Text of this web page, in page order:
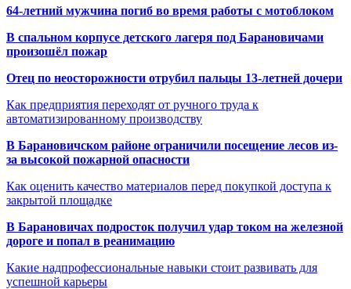
64-летний мужчина погиб во время работы с мотоблоком
В спальном корпусе детского лагеря под Барановичами
произошёл пожар
Отец по неосторожности отрубил пальцы 13-летней дочери
Как предприятия переходят от ручного труда к
автоматизированному производству
В Барановичском районе ограничили посещение лесов из-
за высокой пожарной опасности
Как оценить качество материалов перед покупкой доступа к
закрытой площадке
В Барановичах подросток получил удар током на железной
дороге и попал в реанимацию
Какие надпрофессиональные навыки стоит развивать для
успешной карьеры